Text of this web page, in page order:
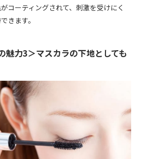
コーティングされて、刺激を受けにく
きます。
魅力3＞マスカラの下地としても